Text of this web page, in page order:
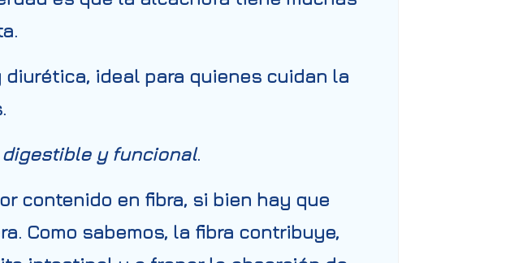
ideal para quienes cuidan la
y funcional.
contenido en fibra, si bien hay que
Como sabemos, la fibra contribuye,